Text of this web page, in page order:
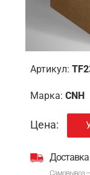
Артикул:
Марка: CNH
Цена:
Доставка
Самовывоз —